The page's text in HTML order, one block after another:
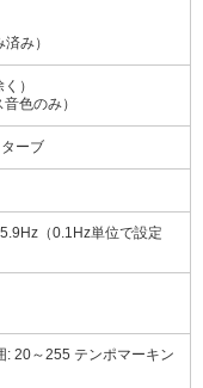
み）
）
色のみ）
ーブ
（0.1Hz単位で設定
: 20～255 テンポマーキン